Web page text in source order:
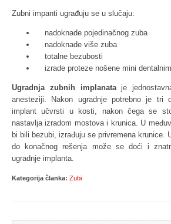
Zubni impanti ugrađuju se u slučaju:
nadoknade pojedinačnog zuba
nadoknade više zuba
totalne bezubosti
izrade proteze nošene mini
Ugradnja zubnih implanataje
anesteziji. Nakon ugradnje potrebno je
implant učvrsti u kosti, nakon čega se
nastavlja izradom mostova i krunica. U
bi bili bezubi, izrađuju se privremena krunice.
do konačnog rešenja može se doći i
ugradnje implanta.
Kategorija članka: Zubi